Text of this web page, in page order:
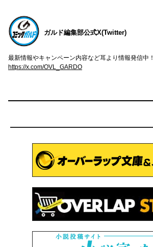
ガルド編集部公式X(Twitter)
最新情報やキャンペーン内容など耳より情報発信中！
https://x.com/OVL_GARDO